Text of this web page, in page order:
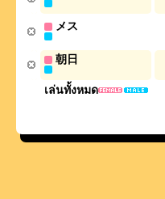
เล่นทั้งหมด
メス
朝日